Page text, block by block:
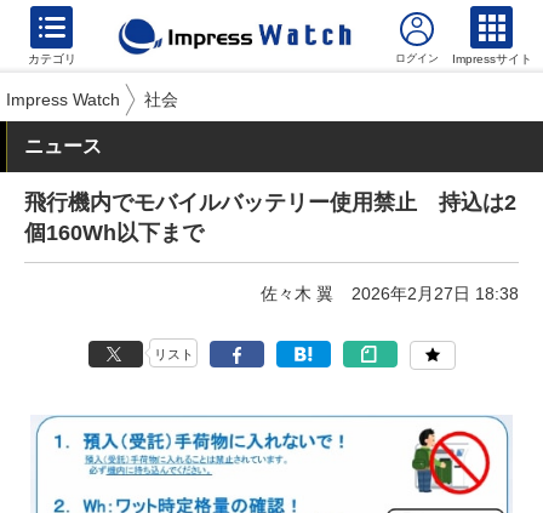
カテゴリ Impressサイト
Impress Watch 社会
ニュース
飛行機内でモバイルバッテリー使用禁止 持込は2
個160Wh以下まで
佐々木 翼 2026年2月27日 18:38
リスト